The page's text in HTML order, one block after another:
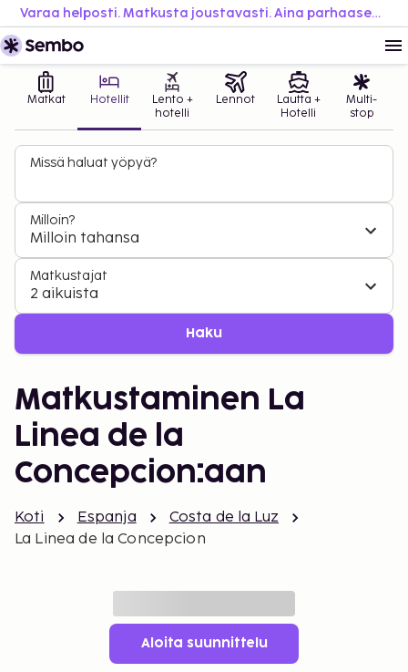
Varaa helposti. Matkusta joustavasti. Aina parhaaseen hintaan.
Matkat Hotellit
Lento +
hotelli
Lennot
Lautta +
Hotelli
Multi-
stop
Missä haluat yöpyä?
Milloin?
Milloin tahansa
Matkustajat
2 aikuista
Haku
Matkustaminen La
Linea de la
Concepcion:aan
Koti Espanja
Costa de la Luz
La Linea de la Concepcion
Aloita suunnittelu